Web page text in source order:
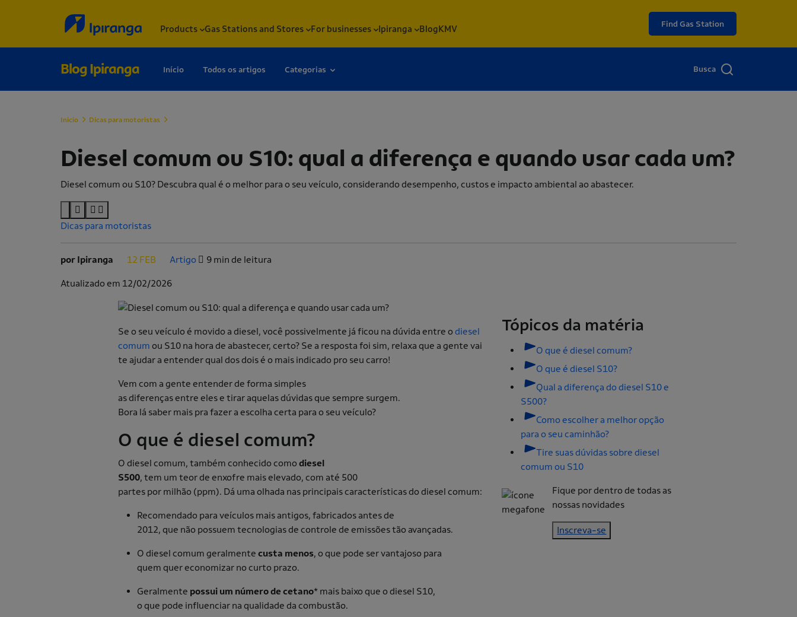
Products Gas Stations and Stores For businesses Ipiranga BlogKMV Find Gas Station
Blog Ipiranga Início Todos os artigos Categorias Busca
Início Dicas para motoristas
Diesel comum ou S10: qual a diferença e quando usar cada um?
Diesel comum ou S10? Descubra qual é o melhor para o seu veículo, considerando desempenho, custos e impacto ambiental ao abastecer.
Dicas para motoristas
por Ipiranga 12 FEB Artigo 9 min de leitura
Atualizado em 12/02/2026
Se o seu veículo é movido a diesel, você possivelmente já ficou na dúvida entre odiesel
comum ou S10 na hora de abastecer, certo? Se a resposta foi sim, relaxa que a gente vai
te ajudar a entender qual dos dois é o mais indicado pro seu carro!
Vem com a gente entender de forma simples
as diferenças entre eles e tirar aquelas dúvidas que sempre surgem.
Bora lá saber mais pra fazer a escolha certa para o seu veículo?
O que é diesel comum?
O diesel comum, também conhecido comodiesel
S500, tem um teor de enxofre mais elevado, com até 500
partes por milhão (ppm). Dá uma olhada nas principais características do diesel comum:
Recomendado para veículos mais antigos, fabricados antes de
2012, que não possuem tecnologias de controle de emissões tão avançadas.
O diesel comum geralmente custa menos, o que pode ser vantajoso para
quem quer economizar no curto prazo.
Geralmente possui um número de cetano* mais baixo que o diesel S10,
o que pode influenciar na qualidade da combustão.
Tópicos da matéria
O que é diesel comum?
O que é diesel S10?
Qual a diferença do diesel S10 e
S500?
Como escolher a melhor opção
para o seu caminhão?
Tire suas dúvidas sobre diesel
comum ou S10
Fique por dentro de todas as
nossas novidades
Inscreva-se